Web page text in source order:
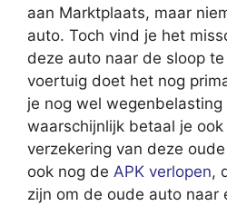
aan Marktplaats, maar
auto. Toch vind je het
deze auto naar de sloop
voertuig doet het nog
je nog wel
waarschijnlijk betaal je
verzekering van deze
ook nog de APK verlopen,
zijn om de oude auto naar